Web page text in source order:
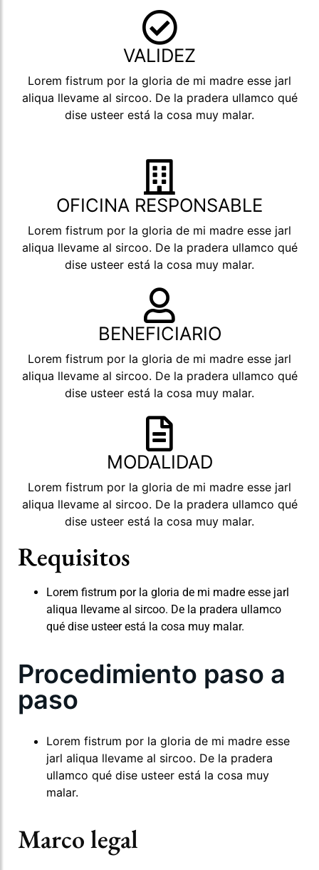
VALIDEZ
Lorem fistrum por la gloria de mi madre esse jarl
aliqua llevame al sircoo. De la pradera ullamco qué
dise usteer está la cosa muy malar.
OFICINA RESPONSABLE
Lorem fistrum por la gloria de mi madre esse jarl
aliqua llevame al sircoo. De la pradera ullamco qué
dise usteer está la cosa muy malar.
BENEFICIARIO
Lorem fistrum por la gloria de mi madre esse jarl
aliqua llevame al sircoo. De la pradera ullamco qué
dise usteer está la cosa muy malar.
MODALIDAD
Lorem fistrum por la gloria de mi madre esse jarl
aliqua llevame al sircoo. De la pradera ullamco qué
dise usteer está la cosa muy malar.
Requisitos
Lorem fistrum por la gloria de mi madre esse jarl
aliqua llevame al sircoo. De la pradera ullamco
qué dise usteer está la cosa muy malar.
Procedimiento paso a
paso
Lorem fistrum por la gloria de mi madre esse
jarl aliqua llevame al sircoo. De la pradera
ullamco qué dise usteer está la cosa muy
malar.
Marco legal